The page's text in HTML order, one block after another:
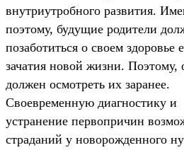
внутриутробного развития.
поэтому, будущие родители
позаботиться о своем здоровье
зачатия новой жизни. Поэтому,
должен осмотреть их заранее.
Своевременную диагностику и
устранение первопричин
страданий у новорожденного